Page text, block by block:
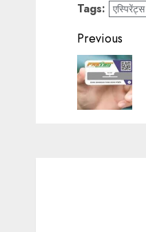
Tags: एस्पिरेंट्स
Previous